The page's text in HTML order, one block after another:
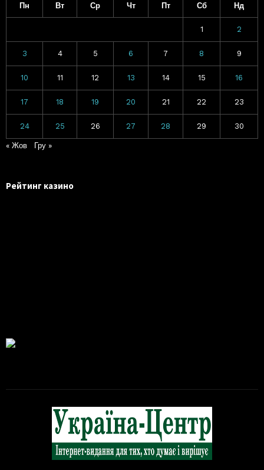
Пн Вт Ср Чт Пт Сб Нд
1 2
3 4 5 6 7 8 9
10 11 12 13 14 15 16
17 18 19 20 21 22 23
24 25 26 27 28 29 30
« Жов Гру »
Рейтинг казино